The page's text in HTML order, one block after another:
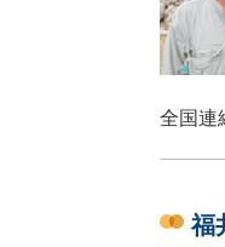
全国連
福